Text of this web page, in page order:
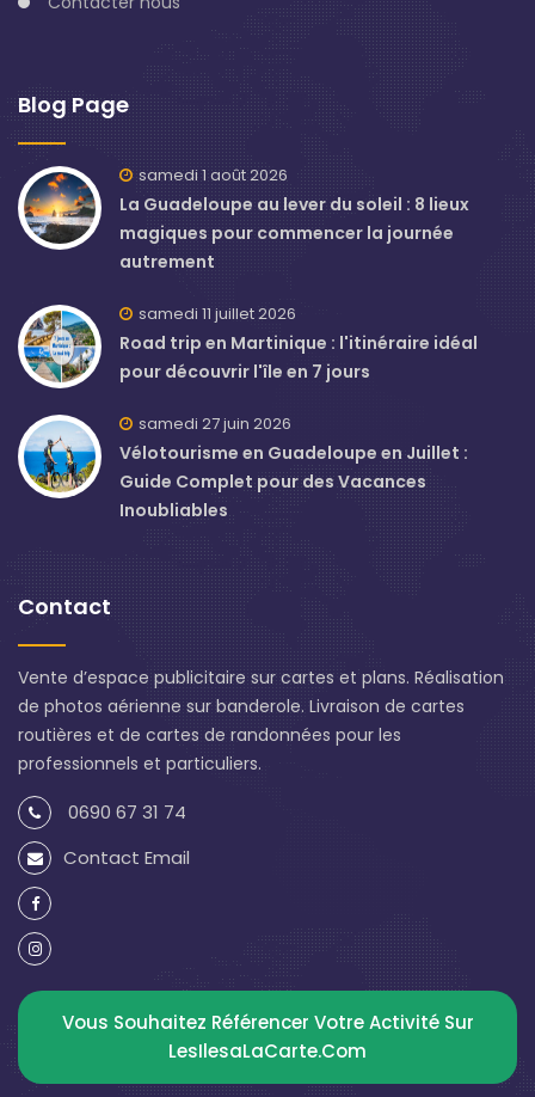
Blog Page
samedi 1 août 2026
La Guadeloupe au lever du soleil : 8 lieux
magiques pour commencer la journée
autrement
samedi 11 juillet 2026
Road trip en Martinique : l'itinéraire idéal
pour découvrir l'île en 7 jours
samedi 27 juin 2026
Vélotourisme en Guadeloupe en Juillet :
Guide Complet pour des Vacances
Inoubliables
Contact
Vente d’espace publicitaire sur cartes et plans. Réalisation
de photos aérienne sur banderole. Livraison de cartes
routières et de cartes de randonnées pour les
professionnels et particuliers.
0690 67 31 74
Contact Email
Vous Souhaitez Référencer Votre Activité Sur
LesIlesaLaCarte.com